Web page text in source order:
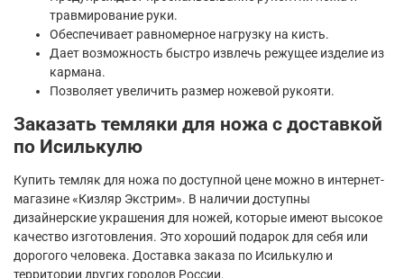
травмирование руки.
Обеспечивает равномерное нагрузку на кисть.
Дает возможность быстро извлечь режущее изделие из
кармана.
Позволяет увеличить размер ножевой рукояти.
Заказать темляки для ножа с доставкой
по Исилькулю
Купить темляк для ножа по доступной цене можно в интернет-
магазине «Кизляр Экстрим». В наличии доступны
дизайнерские украшения для ножей, которые имеют высокое
качество изготовления. Это хороший подарок для себя или
дорогого человека. Доставка заказа по Исилькулю и
территории других городов России.